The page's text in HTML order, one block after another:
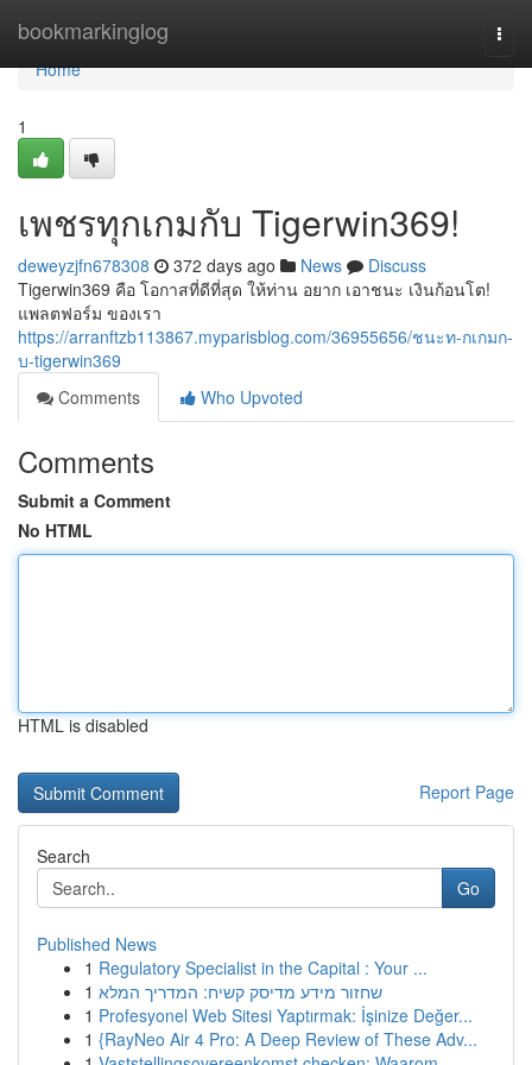
bookmarkinglog
Home
Home
1
เพชรทุกเกมกับ Tigerwin369!
deweyzjfn678308 372 days ago News
Discuss
Tigerwin369 คือ โอกาสที่ดีที่สุด ให้ท่าน อยาก เอาชนะ เงินก้อนโต!
แพลตฟอร์ม ของเรา
https://arranftzb113867.myparisblog.com/36955656/ชนะท-กเกมก-
บ-tigerwin369
Comments
Who Upvoted
Comments
Submit a Comment
No HTML
HTML is disabled
Report Page
Search
Go
Published News
1 Regulatory Specialist in the Capital : Your ...
1 שחזור מידע מדיסק קשיח: המדריך המלא
1 Profesyonel Web Sitesi Yaptırmak: İşinize Değer...
1 {RayNeo Air 4 Pro: A Deep Review of These Adv...